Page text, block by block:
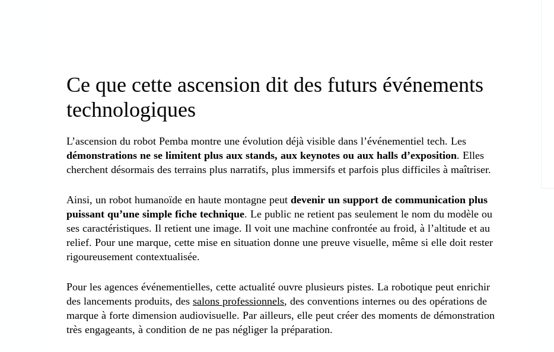
Ce que cette ascension dit des futurs événements
technologiques
L’ascension du robot Pemba montre une évolution déjà visible dans l’événementiel tech. Les
démonstrations ne se limitent plus aux stands, aux keynotes ou aux halls d’exposition. Elles
cherchent désormais des terrains plus narratifs, plus immersifs et parfois plus difficiles à maîtriser.
Ainsi, un robot humanoïde en haute montagne peut devenir un support de communication plus
puissant qu’une simple fiche technique. Le public ne retient pas seulement le nom du modèle ou
ses caractéristiques. Il retient une image. Il voit une machine confrontée au froid, à l’altitude et au
relief. Pour une marque, cette mise en situation donne une preuve visuelle, même si elle doit rester
rigoureusement contextualisée.
Pour les agences événementielles, cette actualité ouvre plusieurs pistes. La robotique peut enrichir
des lancements produits, des salons professionnels, des conventions internes ou des opérations de
marque à forte dimension audiovisuelle. Par ailleurs, elle peut créer des moments de démonstration
très engageants, à condition de ne pas négliger la préparation.